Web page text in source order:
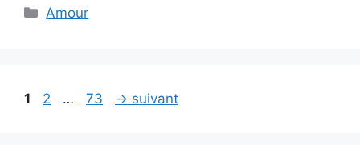
Catégories
Amour
Page
1 Page
2 … Page
73 → suivant